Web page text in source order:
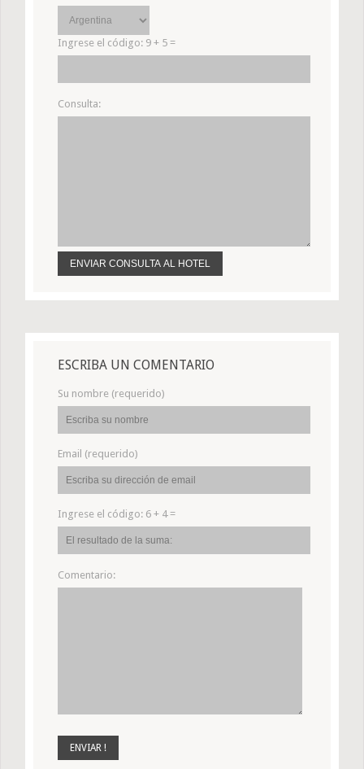
Ingrese el código: 9 + 5 =
Consulta:
ESCRIBA UN COMENTARIO
Su nombre (requerido)
Email (requerido)
Ingrese el código: 6 + 4 =
Comentario: